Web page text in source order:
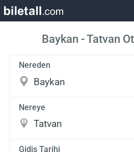
Baykan - Tatvan
Nereden
Nereye
Gidiş Tarihi